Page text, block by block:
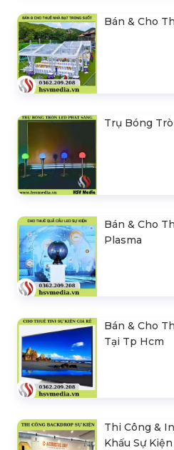
Bán & Cho
Trụ Bóng
Bán & Cho
Plasma
Bán & Cho
Tại Tp Hcm
Thi Công &
Khấu Sự Kiện